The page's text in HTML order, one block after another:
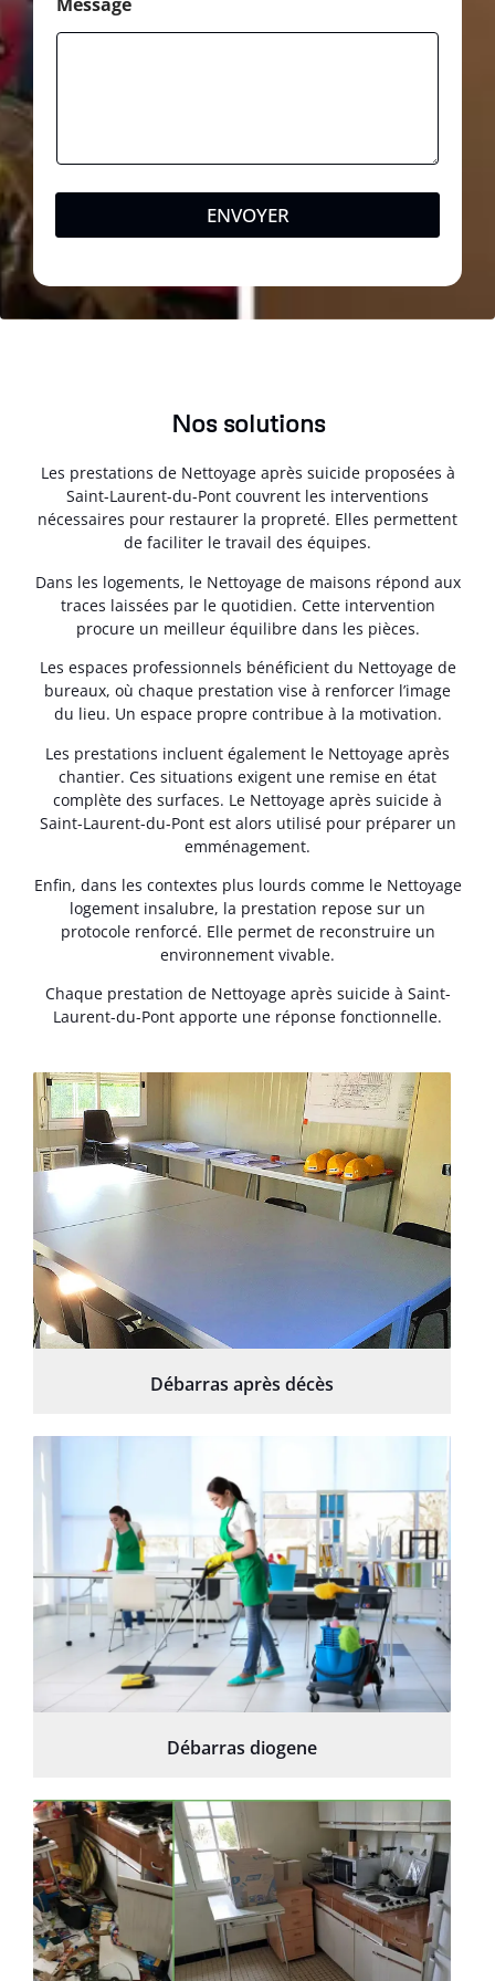
ENVOYER
Nos solutions
Les prestations de Nettoyage après suicide proposées à
Saint-Laurent-du-Pont couvrent les interventions
nécessaires pour restaurer la propreté. Elles permettent
de faciliter le travail des équipes.
Dans les logements, le Nettoyage de maisons répond aux
traces laissées par le quotidien. Cette intervention
procure un meilleur équilibre dans les pièces.
Les espaces professionnels bénéficient du Nettoyage de
bureaux, où chaque prestation vise à renforcer l’image
du lieu. Un espace propre contribue à la motivation.
Les prestations incluent également le Nettoyage après
chantier. Ces situations exigent une remise en état
complète des surfaces. Le Nettoyage après suicide à
Saint-Laurent-du-Pont est alors utilisé pour préparer un
emménagement.
Enfin, dans les contextes plus lourds comme le Nettoyage
logement insalubre, la prestation repose sur un
protocole renforcé. Elle permet de reconstruire un
environnement vivable.
Chaque prestation de Nettoyage après suicide à Saint-
Laurent-du-Pont apporte une réponse fonctionnelle.
Débarras après décès
Débarras diogene